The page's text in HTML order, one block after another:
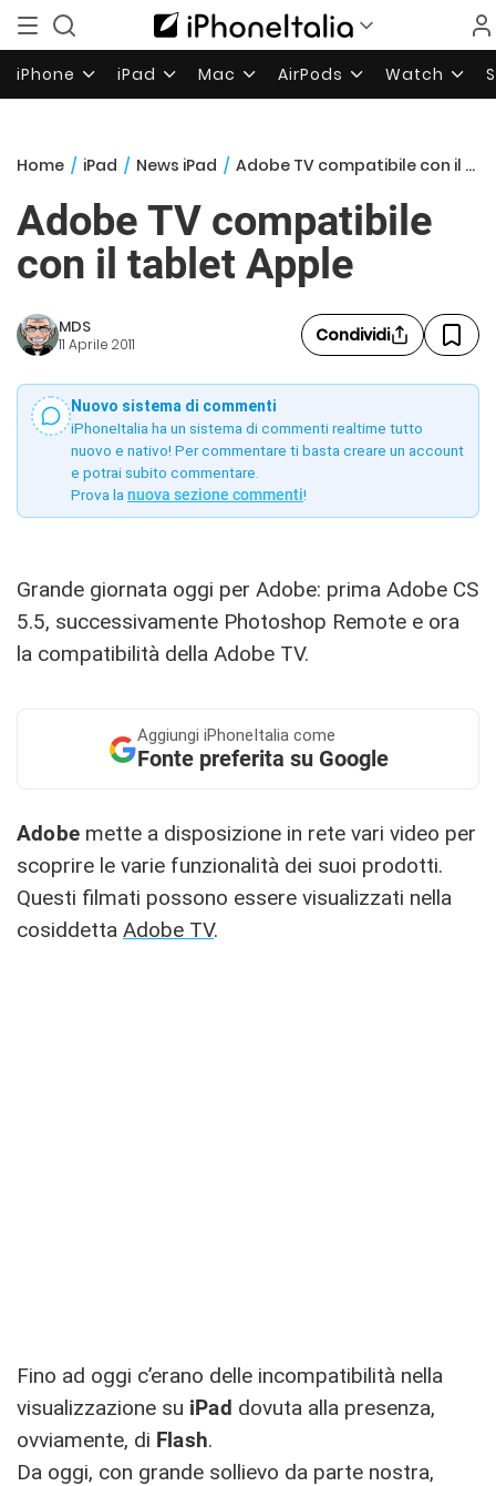
iPhone iPad Mac AirPods Watch
Home / iPad / News iPad / Adobe TV compatibile con il tablet Apple
Adobe TV compatibile
con il tablet Apple
MDS
11 Aprile 2011 Condividi
Nuovo sistema di commenti
iPhoneItalia ha un sistema di commenti realtime tutto
nuovo e nativo! Per commentare ti basta creare un account
e potrai subito commentare.
Prova la nuova sezione commenti!
Grande giornata oggi per Adobe: prima Adobe CS
5.5, successivamente Photoshop Remote e ora
la compatibilità della Adobe TV.
Aggiungi iPhoneItalia come
Fonte preferita su Google
Adobe mette a disposizione in rete vari video per
scoprire le varie funzionalità dei suoi prodotti.
Questi filmati possono essere visualizzati nella
cosiddetta Adobe TV.
Fino ad oggi c’erano delle incompatibilità nella
visualizzazione su iPad dovuta alla presenza,
ovviamente, di Flash.
Da oggi, con grande sollievo da parte nostra,